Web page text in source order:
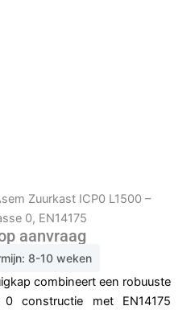
Zuurkast ICP0 L1500 –
0, EN14175
aanvraag
8-10 weken
combineert een robuuste
constructie met EN14175